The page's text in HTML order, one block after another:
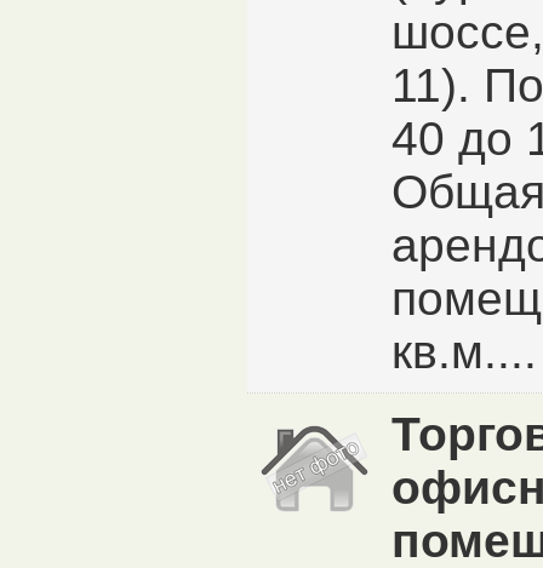
11).
40 до
кв.м....